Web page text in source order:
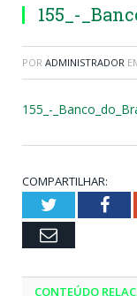
155_-
POR ADMINISTRADOR
155_-
COMPARTILHAR:
Twitter
Email
CONTEÚDO